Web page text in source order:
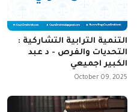
التنمية الترابية التشاركية :
التحديات والفرص - د عبد
الكبير اجميعي
October 09, 2025